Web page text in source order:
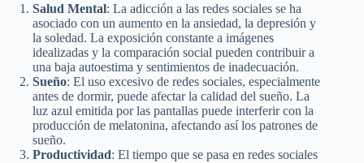
Salud Mental: La adicción a las redes sociales se ha
asociado con un aumento en la ansiedad, la depresión y
la soledad. La exposición constante a imágenes
idealizadas y la comparación social pueden contribuir a
una baja autoestima y sentimientos de inadecuación.
Sueño: El uso excesivo de redes sociales, especialmente
antes de dormir, puede afectar la calidad del sueño. La
luz azul emitida por las pantallas puede interferir con la
producción de melatonina, afectando así los patrones de
sueño.
Productividad: El tiempo que se pasa en redes sociales